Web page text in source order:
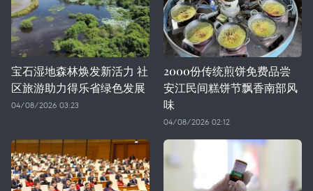
宝石湿地森林焕发新活力 社
区旅游助力得乐省绿色发展
04/08/2026 03:23
2000份传统煎饼免费品尝
安江民间糕饼节飘香南部风
味
04/08/2026 02:12